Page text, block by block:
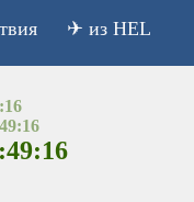
✈ из HEL